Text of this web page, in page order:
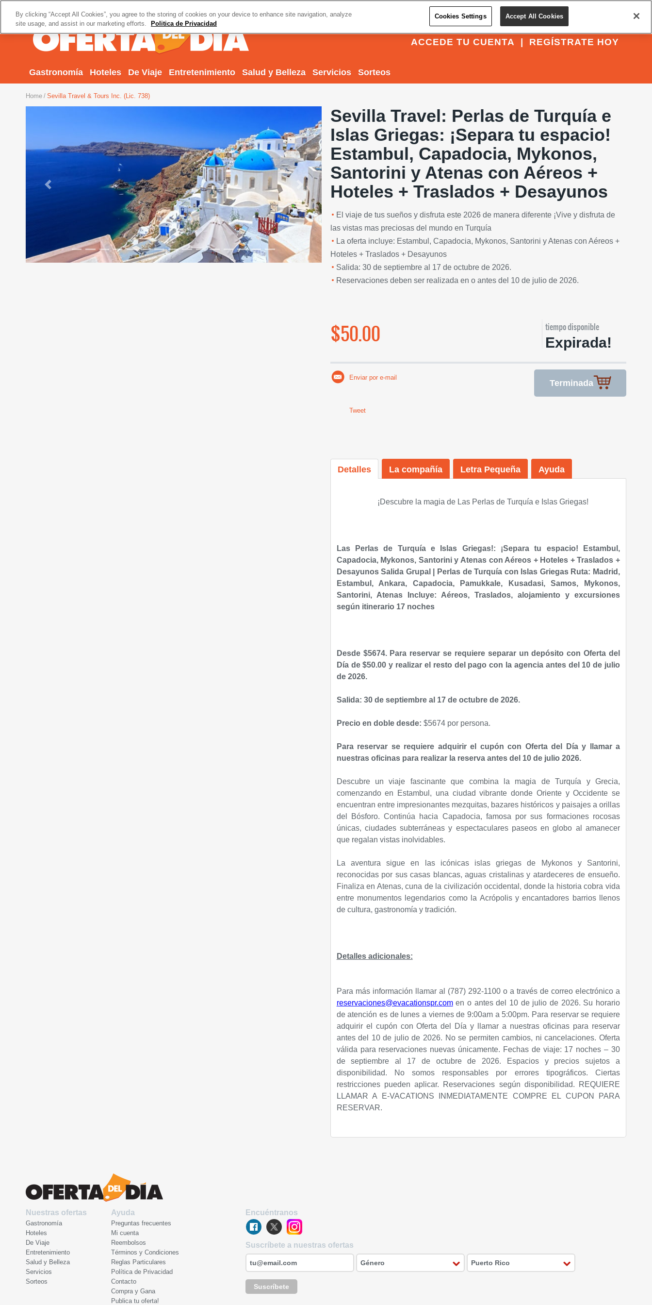
REGÍSTRATE HOY
ACCEDE TU CUENTA
Gastronomía Hoteles De Viaje Entretenimiento Salud y Belleza Servicios Sorteos
Home Sevilla Travel & Tours Inc. (Lic. 738)
Previous Next
Sevilla Travel: Perlas de Turquía e
Islas Griegas: ¡Separa tu espacio!
Estambul, Capadocia, Mykonos,
Santorini y Atenas con Aéreos +
Hoteles + Traslados + Desayunos
El viaje de tus sueños y disfruta este 2026 de manera diferente ¡Vive y disfruta de
las vistas mas preciosas del mundo en Turquía
La oferta incluye: Estambul, Capadocia, Mykonos, Santorini y Atenas con Aéreos +
Hoteles + Traslados + Desayunos
Salida: 30 de septiembre al 17 de octubre de 2026.
Reservaciones deben ser realizada en o antes del 10 de julio de 2026.
$50.00 tiempo disponible
Expirada!
Terminada
Enviar por e-mail
Tweet
Detalles La compañía Letra Pequeña Ayuda
¡Descubre la magia de Las Perlas de Turquía e Islas Griegas!
Las Perlas de Turquía e Islas Griegas!: ¡Separa tu espacio! Estambul,
Capadocia, Mykonos, Santorini y Atenas con Aéreos + Hoteles + Traslados +
Desayunos Salida Grupal | Perlas de Turquía con Islas Griegas Ruta: Madrid,
Estambul, Ankara, Capadocia, Pamukkale, Kusadasi, Samos, Mykonos,
Santorini, Atenas Incluye: Aéreos, Traslados, alojamiento y excursiones
según itinerario 17 noches
Desde $5674. Para reservar se requiere separar un depósito con Oferta del
Día de $50.00 y realizar el resto del pago con la agencia antes del 10 de julio
de 2026.
Salida: 30 de septiembre al 17 de octubre de 2026.
Precio en doble desde: $5674 por persona.
Para reservar se requiere adquirir el cupón con Oferta del Día y llamar a
nuestras oficinas para realizar la reserva antes del 10 de julio 2026.
Descubre un viaje fascinante que combina la magia de Turquía y Grecia,
comenzando en Estambul, una ciudad vibrante donde Oriente y Occidente se
encuentran entre impresionantes mezquitas, bazares históricos y paisajes a orillas
del Bósforo. Continúa hacia Capadocia, famosa por sus formaciones rocosas
únicas, ciudades subterráneas y espectaculares paseos en globo al amanecer
que regalan vistas inolvidables.
La aventura sigue en las icónicas islas griegas de Mykonos y Santorini,
reconocidas por sus casas blancas, aguas cristalinas y atardeceres de ensueño.
Finaliza en Atenas, cuna de la civilización occidental, donde la historia cobra vida
entre monumentos legendarios como la Acrópolis y encantadores barrios llenos
de cultura, gastronomía y tradición.
Detalles adicionales:
Para más información llamar al (787) 292-1100 o a través de correo electrónico a
reservaciones@evacationspr.comen o antes del 10 de julio de 2026. Su horario
de atención es de lunes a viernes de 9:00am a 5:00pm. Para reservar se requiere
adquirir el cupón con Oferta del Día y llamar a nuestras oficinas para reservar
antes del 10 de julio de 2026. No se permiten cambios, ni cancelaciones. Oferta
válida para reservaciones nuevas únicamente. Fechas de viaje: 17 noches – 30
de septiembre al 17 de octubre de 2026. Espacios y precios sujetos a
disponibilidad. No somos responsables por errores tipográficos. Ciertas
restricciones pueden aplicar. Reservaciones según disponibilidad. REQUIERE
LLAMAR A E-VACATIONS INMEDIATAMENTE COMPRE EL CUPON PARA
RESERVAR.
Nuestras ofertas
Gastronomía
Hoteles
De Viaje
Entretenimiento
Salud y Belleza
Servicios
Sorteos
Ayuda
Preguntas frecuentes
Mi cuenta
Reembolsos
Términos y Condiciones
Reglas Particulares
Política de Privacidad
Contacto
Compra y Gana
Publica tu oferta!
Encuéntranos
Suscríbete a nuestras ofertas
Suscríbete
By clicking “Accept All Cookies”, you agree to the storing of cookies on your device to enhance site navigation, analyze
site usage, and assist in our marketing efforts.
Politica de Privacidad
Cookies Settings Accept All Cookies